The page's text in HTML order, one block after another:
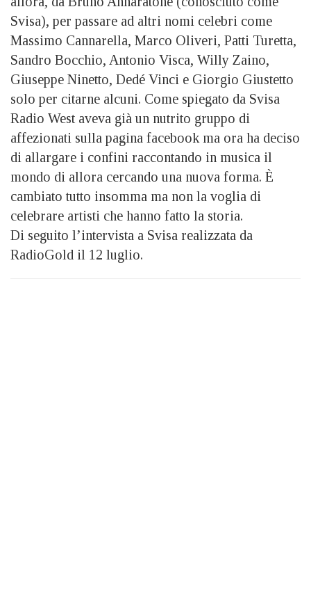
Svisa), per passare ad altri nomi celebri come
Massimo Cannarella, Marco Oliveri, Patti Turetta,
Sandro Bocchio, Antonio Visca, Willy Zaino,
Giuseppe Ninetto, Dedé Vinci e Giorgio Giustetto
solo per citarne alcuni. Come spiegato da Svisa
Radio West aveva già un nutrito gruppo di
affezionati sulla pagina facebook ma ora ha deciso
di allargare i confini raccontando in musica il
mondo di allora cercando una nuova forma. È
cambiato tutto insomma ma non la voglia di
celebrare artisti che hanno fatto la storia.
Di seguito l’intervista a Svisa realizzata da
RadioGold il 12 luglio.